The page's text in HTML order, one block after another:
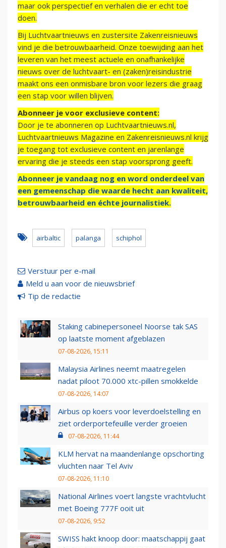
maar ook perspectief en verhalen die er echt toe
doen.
Bij Luchtvaartnieuws en zustersite Zakenreisnieuws
vind je die betrouwbaarheid. Onze toewijding aan het
leveren van het meest actuele en onafhankelijke
nieuws over de luchtvaart- en (zaken)reisindustrie
maakt ons een onmisbare bron voor lezers die graag
een stap voor willen blijven.
Abonneer je voor exclusieve content:
Door je te abonneren op Luchtvaartnieuws.nl,
Luchtvaartnieuws Magazine en Zakenreisnieuws.nl krijg
je toegang tot exclusieve content en jarenlange
ervaring die je steeds een stap voorsprong geeft.
Abonneer je vandaag nog en word onderdeel van
een gemeenschap die waarde hecht aan kwaliteit,
betrouwbaarheid en échte journalistiek.
airbaltic palanga schiphol
Verstuur per e-mail
Meld u aan voor de nieuwsbrief
Tip de redactie
Staking cabinepersoneel Noorse tak SAS
op laatste moment afgeblazen
07-08-2026, 15:11
Malaysia Airlines neemt maatregelen
nadat piloot 70.000 xtc-pillen smokkelde
07-08-2026, 14:07
Airbus op koers voor leverdoelstelling en
ziet orderportefeuille verder groeien
07-08-2026, 11:44
KLM hervat na maandenlange opschorting
vluchten naar Tel Aviv
07-08-2026, 11:10
National Airlines voert langste vrachtvlucht
met Boeing 777F ooit uit
07-08-2026, 9:52
SWISS hakt knoop door: maatschappij gaat